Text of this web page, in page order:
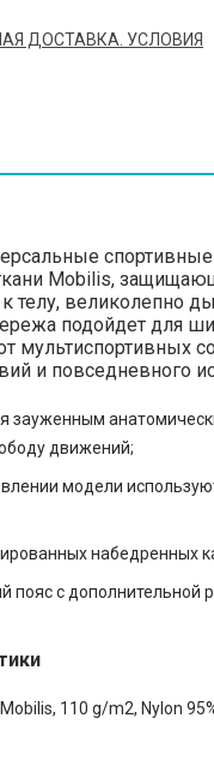
ДОСТАВКА. УСЛОВИЯ
Mobilis,
телу, великолепно
подойдет для
мультиспортивных
и повседневного
зауженным
движений;
модели
набедренных
пояс с дополнительной
110 g/m2, Nylon